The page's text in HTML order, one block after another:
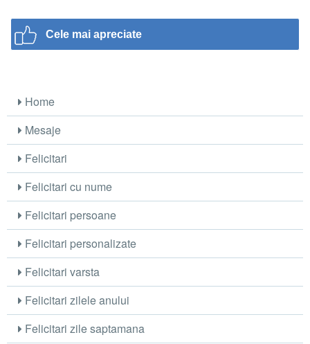
Cele mai apreciate
Home
Mesaje
Felicitari
Felicitari cu nume
Felicitari persoane
Felicitari personalizate
Felicitari varsta
Felicitari zilele anului
Felicitari zile saptamana